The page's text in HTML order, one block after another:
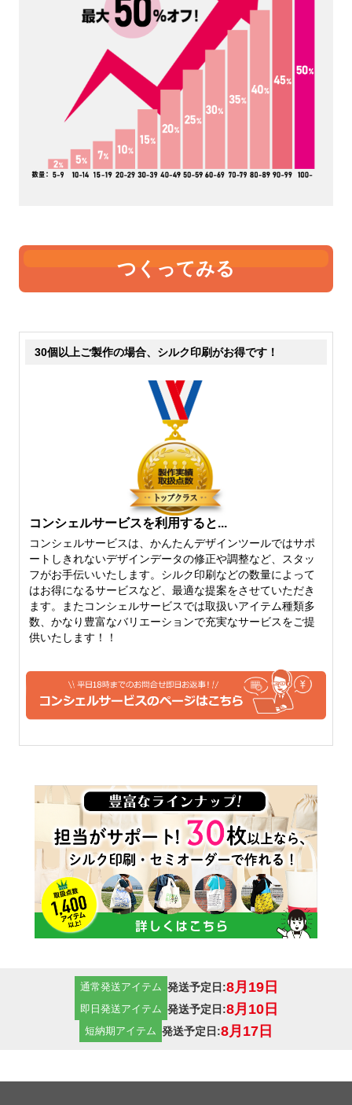
4オンス
いちばん薄手です。中身が透
けて見えるのが分かります。
価格が安いのでノベルティや
販促として製作する事が多い
です。たためる機能のあるエ
コバッグなどは、4オンスで
作っているものが比較的多い
です。
5オンス
薄手です。5オンスも中身が
透けて見えます。やや4オン
スよりも厚くなりますので、
ちょっとしっかりとした雰囲
気にはなります。手軽なトー
さそうです。
表現が難しいのですが、薄手
の中では、厚手です。透け具
合もだいぶ気にならないレベ
ルです。たたんだりできる厚
若干透けますが、中身が見え
るということは無いと思って
大丈夫です。ここから中厚手
になり、しっかりとした雰囲
気がありながらも、柔らかさ
さになります。
10オンス
10オンスになると、しっかり
としたトートバッグを作りた
いという片には、おすすめで
番のトートバッグなどは、10
オンスくらいから。やわらか
い雰囲気も残っています。
12オンス
厚手のしっかりトートバッグ
といえば、12オンス。生地も
トートバッグをご希望の方に
は、おすすめできる人気のベ
ーシックな厚手コットンで
14オンス
一番厚手のコットン生地で
す。堅さもあり、厚手なの
で、中身も透けることなく、
重視の方にはおすすめの14オ
つくってみる
30個以上ご製作の場合、シルク印刷がお得です！
コンシェルサービスを利用すると...
コンシェルサービスは、かんたんデザインツールではサポ
ートしきれないデザインデータの修正や調整など、スタッ
フがお手伝いいたします。シルク印刷などの数量によって
はお得になるサービスなど、最適な提案をさせていただき
ます。またコンシェルサービスでは取扱いアイテム種類多
数、かなり豊富なバリエーションで充実なサービスをご提
供いたします！！
通常発送アイテム 発送予定日:8月19日
即日発送アイテム 発送予定日:8月10日
短納期アイテム 発送予定日:8月17日